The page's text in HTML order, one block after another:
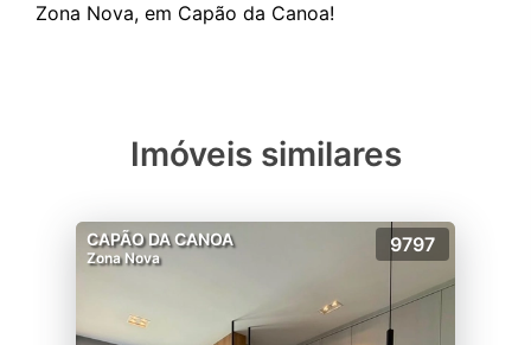
Imóveis similares
CAPÃO DA CANOA
Zona Nova
9797